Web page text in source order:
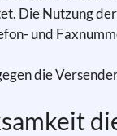
Die Nutzung
und
die